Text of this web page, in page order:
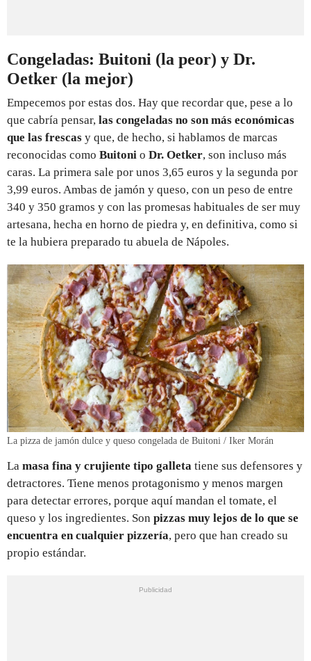
Congeladas: Buitoni (la peor) y Dr.
Oetker (la mejor)
Empecemos por estas dos. Hay que recordar que, pese a lo
que cabría pensar, las congeladas no son más económicas
que las frescas y que, de hecho, si hablamos de marcas
reconocidas como Buitoni o Dr. Oetker, son incluso más
caras. La primera sale por unos 3,65 euros y la segunda por
3,99 euros. Ambas de jamón y queso, con un peso de entre
340 y 350 gramos y con las promesas habituales de ser muy
artesana, hecha en horno de piedra y, en definitiva, como si
te la hubiera preparado tu abuela de Nápoles.
La pizza de jamón dulce y queso congelada de Buitoni / Iker Morán
La masa fina y crujiente tipo galleta tiene sus defensores y
detractores. Tiene menos protagonismo y menos margen
para detectar errores, porque aquí mandan el tomate, el
queso y los ingredientes. Son pizzas muy lejos de lo que se
encuentra en cualquier pizzería, pero que han creado su
propio estándar.